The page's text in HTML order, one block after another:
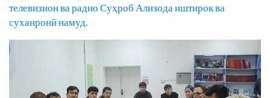
телевизион ва радио Суҳроб Ализода иштирок ва
суханронӣ намуд.